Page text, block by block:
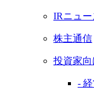
IRニュー
株主通信
投資家
-